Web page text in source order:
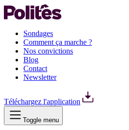
Sondages
Comment ça marche ?
Nos convictions
Blog
Contact
Newsletter
Téléchargez l'application
Toggle menu